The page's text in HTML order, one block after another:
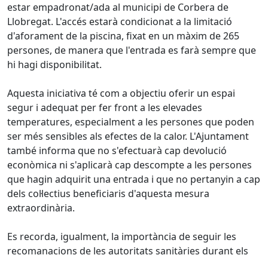
estar empadronat/ada al municipi de Corbera de
Llobregat. L'accés estarà condicionat a la limitació
d'aforament de la piscina, fixat en un màxim de 265
persones, de manera que l'entrada es farà sempre que
hi hagi disponibilitat.
Aquesta iniciativa té com a objectiu oferir un espai
segur i adequat per fer front a les elevades
temperatures, especialment a les persones que poden
ser més sensibles als efectes de la calor. L'Ajuntament
també informa que no s'efectuarà cap devolució
econòmica ni s'aplicarà cap descompte a les persones
que hagin adquirit una entrada i que no pertanyin a cap
dels col·lectius beneficiaris d'aquesta mesura
extraordinària.
Es recorda, igualment, la importància de seguir les
recomanacions de les autoritats sanitàries durant els